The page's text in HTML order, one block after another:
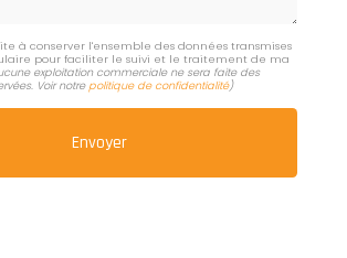
à conserver l'ensemble des données transmises
pour faciliter le suivi et le traitement de ma
exploitation commerciale ne sera faite des
Voir notrepolitique de confidentialité)